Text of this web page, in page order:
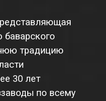
традицию
30 лет
по всему